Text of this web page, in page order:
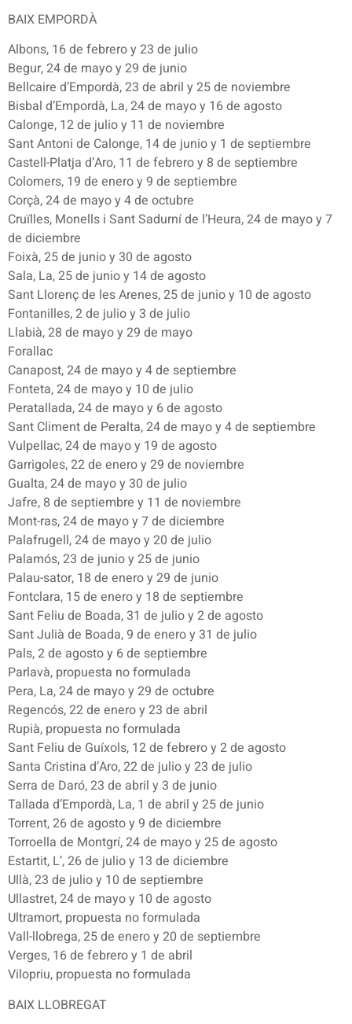
BAIX EMPORDÀ
Albons, 16 de febrero y 23 de julio
Begur, 24 de mayo y 29 de junio
Bellcaire d’Empordà, 23 de abril y 25 de noviembre
Bisbal d’Empordà, La, 24 de mayo y 16 de agosto
Calonge, 12 de julio y 11 de noviembre
Sant Antoni de Calonge, 14 de junio y 1 de septiembre
Castell-Platja d’Aro, 11 de febrero y 8 de septiembre
Colomers, 19 de enero y 9 de septiembre
Corçà, 24 de mayo y 4 de octubre
Cruïlles, Monells i Sant Sadurní de l’Heura, 24 de mayo y 7
de diciembre
Foixà, 25 de junio y 30 de agosto
Sala, La, 25 de junio y 14 de agosto
Sant Llorenç de les Arenes, 25 de junio y 10 de agosto
Fontanilles, 2 de julio y 3 de julio
Llabià, 28 de mayo y 29 de mayo
Forallac
Canapost, 24 de mayo y 4 de septiembre
Fonteta, 24 de mayo y 10 de julio
Peratallada, 24 de mayo y 6 de agosto
Sant Climent de Peralta, 24 de mayo y 4 de septiembre
Vulpellac, 24 de mayo y 19 de agosto
Garrigoles, 22 de enero y 29 de noviembre
Gualta, 24 de mayo y 30 de julio
Jafre, 8 de septiembre y 11 de noviembre
Mont-ras, 24 de mayo y 7 de diciembre
Palafrugell, 24 de mayo y 20 de julio
Palamós, 23 de junio y 25 de junio
Palau-sator, 18 de enero y 29 de junio
Fontclara, 15 de enero y 18 de septiembre
Sant Feliu de Boada, 31 de julio y 2 de agosto
Sant Julià de Boada, 9 de enero y 31 de julio
Pals, 2 de agosto y 6 de septiembre
Parlavà, propuesta no formulada
Pera, La, 24 de mayo y 29 de octubre
Regencós, 22 de enero y 23 de abril
Rupià, propuesta no formulada
Sant Feliu de Guíxols, 12 de febrero y 2 de agosto
Santa Cristina d’Aro, 22 de julio y 23 de julio
Serra de Daró, 23 de abril y 3 de junio
Tallada d’Empordà, La, 1 de abril y 25 de junio
Torrent, 26 de agosto y 9 de diciembre
Torroella de Montgrí, 24 de mayo y 25 de agosto
Estartit, L’, 26 de julio y 13 de diciembre
Ullà, 23 de julio y 10 de septiembre
Ullastret, 24 de mayo y 10 de agosto
Ultramort, propuesta no formulada
Vall-llobrega, 25 de enero y 20 de septiembre
Verges, 16 de febrero y 1 de abril
Vilopriu, propuesta no formulada
BAIX LLOBREGAT